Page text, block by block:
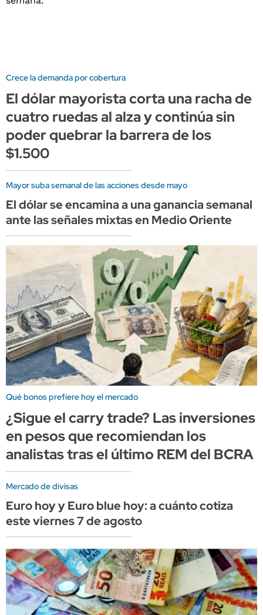
Crece la demanda por cobertura
El dólar mayorista corta una racha de
cuatro ruedas al alza y continúa sin
poder quebrar la barrera de los
$1.500
Mayor suba semanal de las acciones desde mayo
El dólar se encamina a una ganancia semanal
ante las señales mixtas en Medio Oriente
Qué bonos prefiere hoy el mercado
¿Sigue el carry trade? Las inversiones
en pesos que recomiendan los
analistas tras el último REM del BCRA
Mercado de divisas
Euro hoy y Euro blue hoy: a cuánto cotiza
este viernes 7 de agosto